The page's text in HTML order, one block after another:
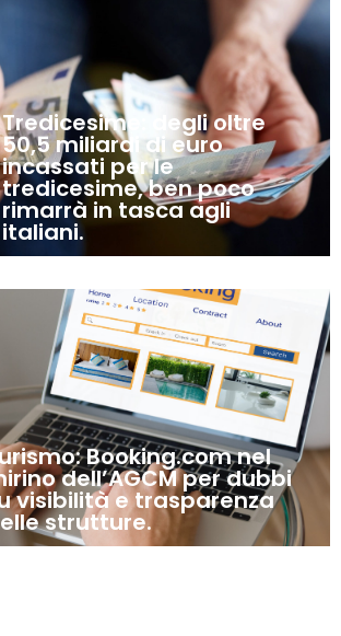
Tredicesime: degli oltre
50,5 miliardi di euro
incassati per le
tredicesime, ben poco
rimarrà in tasca agli
italiani.
Booking.com nel
dell’AGCM per dubbi
visibilità e trasparenza
strutture.